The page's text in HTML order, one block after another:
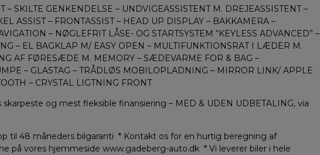
– SKILTE GENKENDELSE – UNDVIGEASSISTENT M. DREJEASSISTENT –
ASSIST – FRONTASSIST – HEAD UP DISPLAY – BAKKAMERA –
– NØGLEFRIT LÅSE- OG STARTSYSTEM “KEYLESS ADVANCED” –
– EL BAGKLAP M/ EASY OPEN – MULTIFUNKTIONSRAT I LÆDER M.
AF FØRESÆDE M. MEMORY – SÆDEVARME FOR & BAG –
– GLASTAG – TRÅDLØS MOBILOPLADNING – MIRROR LINK/ APPLE
– CRYSTAL LIGTNING FRONT
og mest fleksible finansiering – MED & UDEN UDBETALING, via
til 48 måneders bilgaranti * Kontakt os for en hurtig beregning af
på vores hjemmeside www.gadeberg-auto.dk * Vi leverer biler i hele